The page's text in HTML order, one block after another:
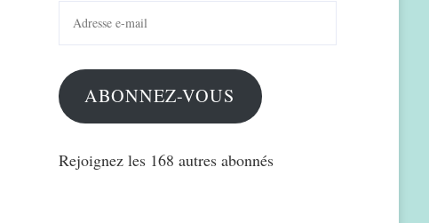
mail
ABONNEZ-VOUS
Rejoignez les 168 autres abonnés